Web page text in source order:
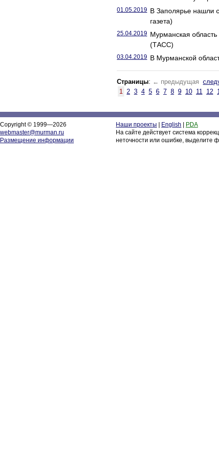
01.05.2019 В Заполярье нашли
газета)
25.04.2019 Мурманская
(ТАСС)
03.04.2019 В Мурманской
Страницы: ← предыдущая
1 2 3 4 5 6 7 8 9 10 11 12
Copyright © 1999—2026
webmaster@murman.ru
Размещение информации
Наши проекты English
PDA
На сайте действует система
неточности или ошибке, выделите